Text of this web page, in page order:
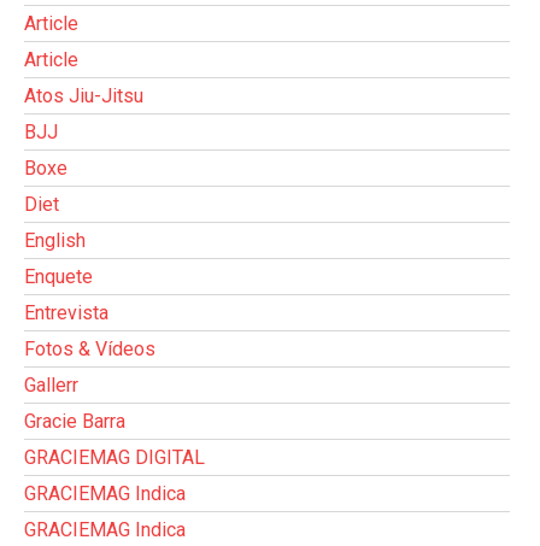
Article
Article
Atos Jiu-Jitsu
BJJ
Boxe
Diet
English
Enquete
Entrevista
Fotos & Vídeos
Gallerr
Gracie Barra
GRACIEMAG DIGITAL
GRACIEMAG Indica
GRACIEMAG Indica